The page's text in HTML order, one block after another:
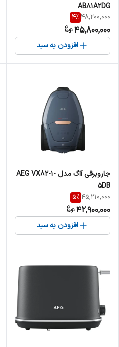
AB81A2DG
48,200,000
4%
45,800,000
افزودن به سبد
جاروبرقی آاگ مدل AEG VX82-1-
5DB
45,210,000
5%
42,900,000
افزودن به سبد